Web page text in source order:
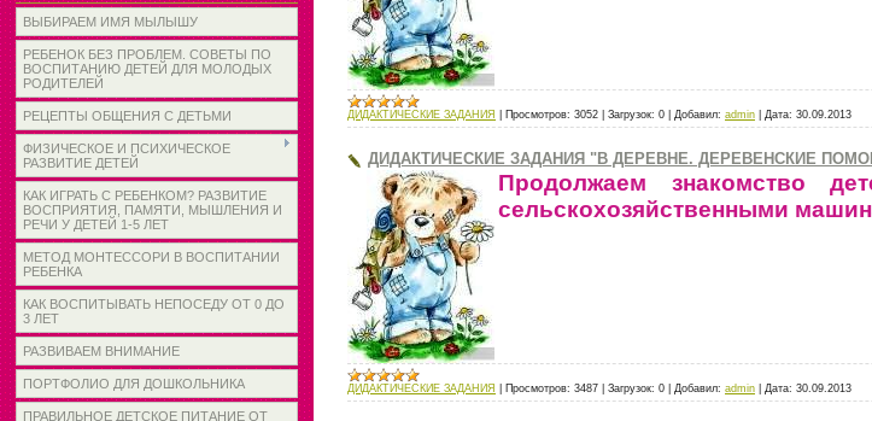
ВЫБИРАЕМ ИМЯ МЫЛЫШУ
РЕБЕНОК БЕЗ ПРОБЛЕМ. СОВЕТЫ ПО
ВОСПИТАНИЮ ДЕТЕЙ ДЛЯ МОЛОДЫХ
РОДИТЕЛЕЙ
РЕЦЕПТЫ ОБЩЕНИЯ С ДЕТЬМИ
ФИЗИЧЕСКОЕ И ПСИХИЧЕСКОЕ
РАЗВИТИЕ ДЕТЕЙ
КАК ИГРАТЬ С РЕБЕНКОМ? РАЗВИТИЕ
ВОСПРИЯТИЯ, ПАМЯТИ, МЫШЛЕНИЯ И
РЕЧИ У ДЕТЕЙ 1-5 ЛЕТ
МЕТОД МОНТЕССОРИ В ВОСПИТАНИИ
РЕБЕНКА
КАК ВОСПИТЫВАТЬ НЕПОСЕДУ ОТ 0 ДО
3 ЛЕТ
РАЗВИВАЕМ ВНИМАНИЕ
ПОРТФОЛИО ДЛЯ ДОШКОЛЬНИКА
ПРАВИЛЬНОЕ ДЕТСКОЕ ПИТАНИЕ ОТ
ДИДАКТИЧЕСКИЕ ЗАДАНИЯ Просмотров: 3052 Загрузок: 0 Добавил: admin Дата: 30.09.2013
ДИДАКТИЧЕСКИЕ ЗАДАНИЯ "В ДЕРЕВНЕ. ДЕРЕВЕНСКИЕ
Продолжаем знакомство
сельскохозяйственными
ДИДАКТИЧЕСКИЕ ЗАДАНИЯ Просмотров: 3487 Загрузок: 0 Добавил: admin Дата: 30.09.2013